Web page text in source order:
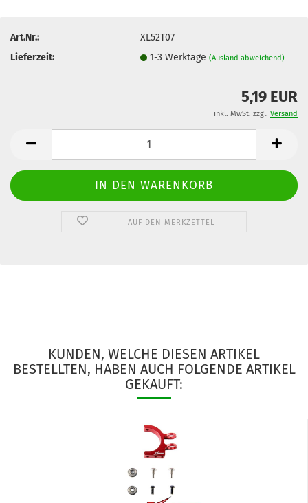
Art.Nr.:
XL52T07
Lieferzeit:
1-3 Werktage(Ausland abweichend)
5,19 EUR
inkl. MwSt. zzgl. Versand
AUF DEN MERKZETTEL
KUNDEN, WELCHE DIESEN ARTIKEL
BESTELLTEN, HABEN AUCH FOLGENDE ARTIKEL
GEKAUFT: